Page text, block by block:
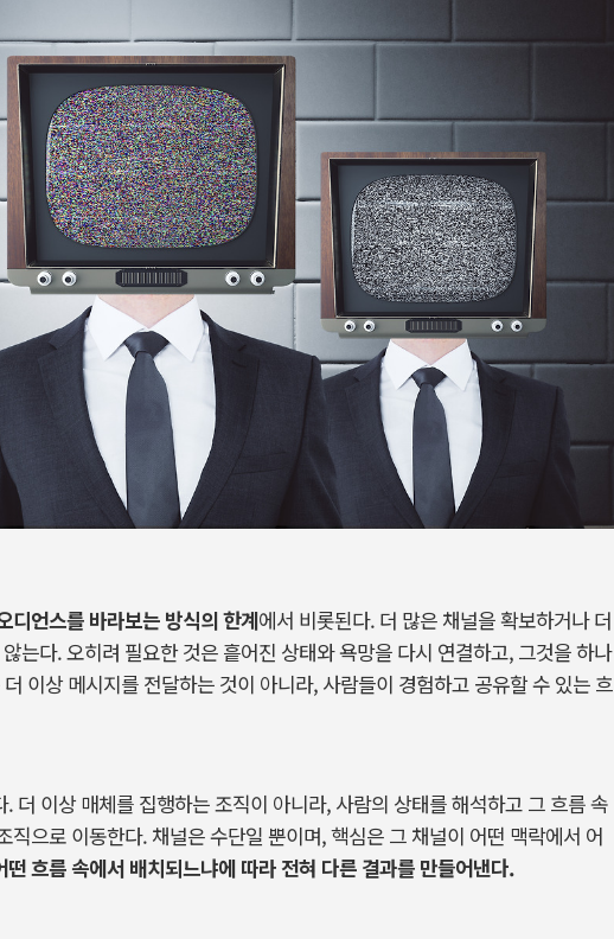
디언스를 바라보는 방식의한계에서 비롯된다. 더 많은 채널을 확보하거나 더
않는다.오히려 필요한 것은 흩어진 상태와 욕망을 다시 연결하고, 그것을하나
더 이상 메시지를 전달하는 것이 아니라, 사람들이 경험하고 공유할수 있는 흐
. 더 이상 매체를 집행하는조직이 아니라, 사람의 상태를해석하고 그 흐름속
직으로 이동한다. 채널은수단일 뿐이며,핵심은 그 채널이 어떤 맥락에서 어
떤흐름 속에서 배치되느냐에 따라 전혀 다른 결과를 만들어낸다.